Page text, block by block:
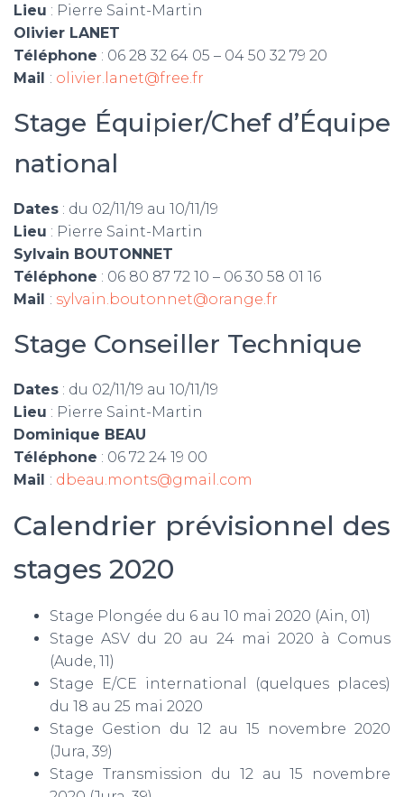
Lieu : Pierre Saint-Martin
Olivier LANET
Téléphone : 06 28 32 64 05 – 04 50 32 79 20
Mail : olivier.lanet@free.fr
Stage Équipier/Chef d’Équipe
national
Dates : du 02/11/19 au 10/11/19
Lieu : Pierre Saint-Martin
Sylvain BOUTONNET
Téléphone : 06 80 87 72 10 – 06 30 58 01 16
Mail : sylvain.boutonnet@orange.fr
Stage Conseiller Technique
Dates : du 02/11/19 au 10/11/19
Lieu : Pierre Saint-Martin
Dominique BEAU
Téléphone : 06 72 24 19 00
Mail : dbeau.monts@gmail.com
Calendrier prévisionnel des
stages 2020
Stage Plongée du 6 au 10 mai 2020 (Ain, 01)
Stage ASV du 20 au 24 mai 2020 à Comus
(Aude, 11)
Stage E/CE international (quelques places)
du 18 au 25 mai 2020
Stage Gestion du 12 au 15 novembre 2020
(Jura, 39)
Stage Transmission du 12 au 15 novembre